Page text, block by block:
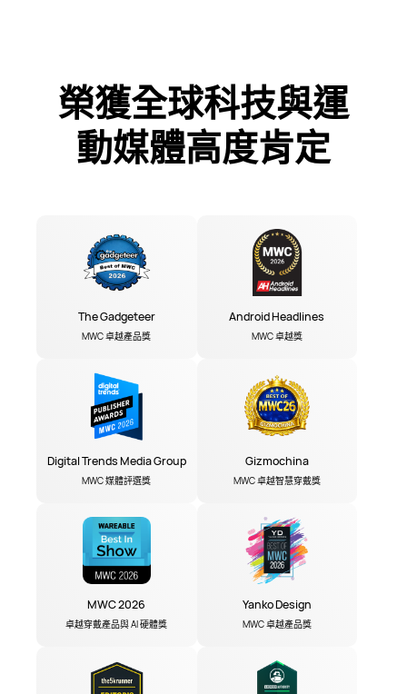
榮獲全球科技與運
動媒體高度肯定
The Gadgeteer
MWC 卓越產品獎
Android Headlines
MWC 卓越獎
Digital Trends Media Group
MWC 媒體評選獎
Gizmochina
MWC 卓越智慧穿戴獎
MWC 2026
卓越穿戴產品與 AI 硬體獎
Yanko Design
MWC 卓越產品獎